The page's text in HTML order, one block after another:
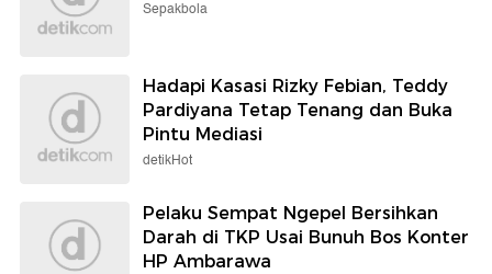
Sepakbola
Hadapi Kasasi Rizky Febian, Teddy
Pardiyana Tetap Tenang dan Buka
Pintu Mediasi
detikHot
Pelaku Sempat Ngepel Bersihkan
Darah di TKP Usai Bunuh Bos Konter
HP Ambarawa